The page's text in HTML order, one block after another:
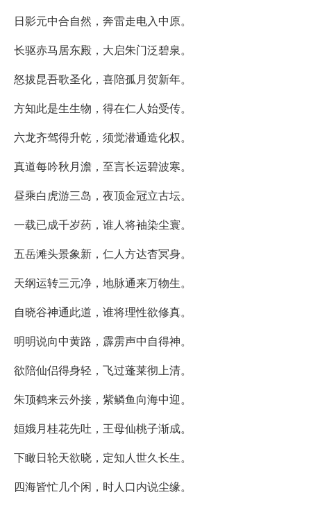
日影元中合自然，奔雷走电入中原。
长驱赤马居东殿，大启朱门泛碧泉。
怒拔昆吾歌圣化，喜陪孤月贺新年。
方知此是生生物，得在仁人始受传。
六龙齐驾得升乾，须觉潜通造化权。
真道每吟秋月澹，至言长运碧波寒。
昼乘白虎游三岛，夜顶金冠立古坛。
一载已成千岁药，谁人将袖染尘寰。
五岳滩头景象新，仁人方达杳冥身。
天纲运转三元净，地脉通来万物生。
自晓谷神通此道，谁将理性欲修真。
明明说向中黄路，霹雳声中自得神。
欲陪仙侣得身轻，飞过蓬莱彻上清。
朱顶鹤来云外接，紫鳞鱼向海中迎。
姮娥月桂花先吐，王母仙桃子渐成。
下瞰日轮天欲晓，定知人世久长生。
四海皆忙几个闲，时人口内说尘缘。